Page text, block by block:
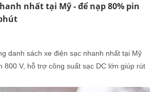
nhất tại Mỹ - để nạp 80% pin
danh sách xe điện sạc nhanh nhất tại Mỹ
800 V, hỗ trợ công suất sạc DC lớn giúp rút